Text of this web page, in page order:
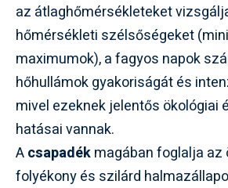
az átlaghőmérsékleteket
hőmérsékleti szélsőségeket
maximumok), a fagyos napok
hőhullámok gyakoriságát és
mivel ezeknek jelentős ökológiai
hatásai vannak.
Acsapadékmagában foglalja az
folyékony és szilárd